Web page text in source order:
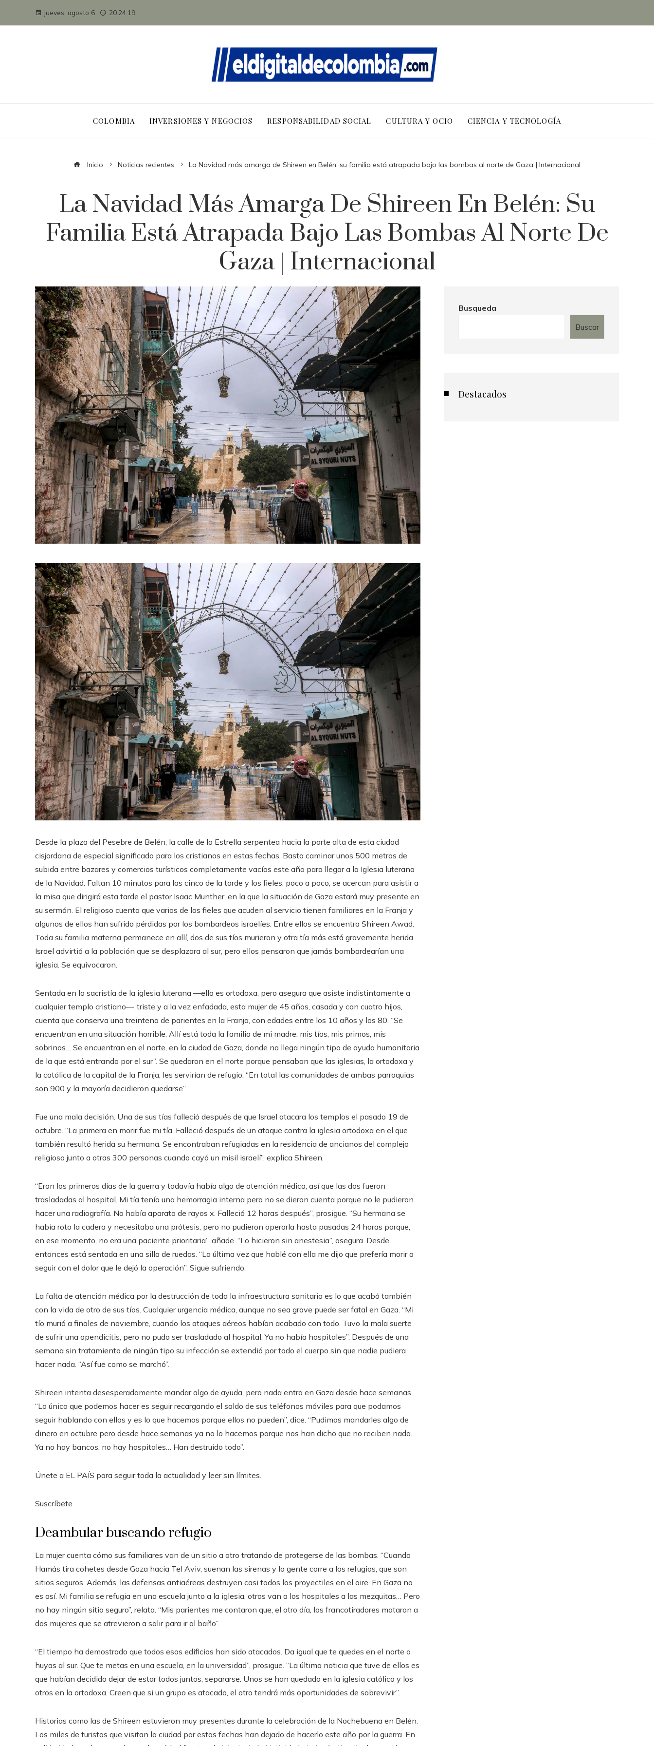
jueves, agosto 6 20:24:20
COLOMBIA INVERSIONES Y NEGOCIOS RESPONSABILIDAD SOCIAL CULTURA Y OCIO CIENCIA Y TECNOLOGÍA
Inicio Noticias recientes La Navidad más amarga de Shireen en Belén: su familia está atrapada bajo las bombas al norte de Gaza | Internacional
La Navidad Más Amarga De Shireen En Belén: Su
Familia Está Atrapada Bajo Las Bombas Al Norte De
Gaza | Internacional
Desde la plaza del Pesebre de Belén, la calle de la Estrella serpentea hacia la parte alta de esta ciudad
cisjordana de especial significado para los cristianos en estas fechas. Basta caminar unos 500 metros de
subida entre bazares y comercios turísticos completamente vacíos este año para llegar a la Iglesia luterana
de la Navidad. Faltan 10 minutos para las cinco de la tarde y los fieles, poco a poco, se acercan para asistir a
la misa que dirigirá esta tarde el pastor Isaac Munther, en la que la situación de Gaza estará muy presente en
su sermón. El religioso cuenta que varios de los fieles que acuden al servicio tienen familiares en la Franja y
algunos de ellos han sufrido pérdidas por los bombardeos israelíes. Entre ellos se encuentra Shireen Awad.
Toda su familia materna permanece en allí, dos de sus tíos murieron y otra tía más está gravemente herida.
Israel advirtió a la población que se desplazara al sur, pero ellos pensaron que jamás bombardearían una
iglesia. Se equivocaron.
Sentada en la sacristía de la iglesia luterana —ella es ortodoxa, pero asegura que asiste indistintamente a
cualquier templo cristiano—, triste y a la vez enfadada, esta mujer de 45 años, casada y con cuatro hijos,
cuenta que conserva una treintena de parientes en la Franja, con edades entre los 10 años y los 80. “Se
encuentran en una situación horrible. Allí está toda la familia de mi madre, mis tíos, mis primos, mis
sobrinos… Se encuentran en el norte, en la ciudad de Gaza, donde no llega ningún tipo de ayuda humanitaria
de la que está entrando por el sur”. Se quedaron en el norte porque pensaban que las iglesias, la ortodoxa y
la católica de la capital de la Franja, les servirían de refugio. “En total las comunidades de ambas parroquias
son 900 y la mayoría decidieron quedarse”.
Fue una mala decisión. Una de sus tías falleció después de que Israel atacara los templos el pasado 19 de
octubre. “La primera en morir fue mi tía. Falleció después de un ataque contra la iglesia ortodoxa en el que
también resultó herida su hermana. Se encontraban refugiadas en la residencia de ancianos del complejo
religioso junto a otras 300 personas cuando cayó un misil israelí”, explica Shireen.
“Eran los primeros días de la guerra y todavía había algo de atención médica, así que las dos fueron
trasladadas al hospital. Mi tía tenía una hemorragia interna pero no se dieron cuenta porque no le pudieron
hacer una radiografía. No había aparato de rayos x. Falleció 12 horas después”, prosigue. “Su hermana se
había roto la cadera y necesitaba una prótesis, pero no pudieron operarla hasta pasadas 24 horas porque,
en ese momento, no era una paciente prioritaria”, añade. “Lo hicieron sin anestesia”, asegura. Desde
entonces está sentada en una silla de ruedas. “La última vez que hablé con ella me dijo que prefería morir a
seguir con el dolor que le dejó la operación”. Sigue sufriendo.
La falta de atención médica por la destrucción de toda la infraestructura sanitaria es lo que acabó también
con la vida de otro de sus tíos. Cualquier urgencia médica, aunque no sea grave puede ser fatal en Gaza. “Mi
tío murió a finales de noviembre, cuando los ataques aéreos habían acabado con todo. Tuvo la mala suerte
de sufrir una apendicitis, pero no pudo ser trasladado al hospital. Ya no había hospitales”. Después de una
semana sin tratamiento de ningún tipo su infección se extendió por todo el cuerpo sin que nadie pudiera
hacer nada. “Así fue como se marchó”.
Shireen intenta desesperadamente mandar algo de ayuda, pero nada entra en Gaza desde hace semanas.
“Lo único que podemos hacer es seguir recargando el saldo de sus teléfonos móviles para que podamos
seguir hablando con ellos y es lo que hacemos porque ellos no pueden”, dice. “Pudimos mandarles algo de
dinero en octubre pero desde hace semanas ya no lo hacemos porque nos han dicho que no reciben nada.
Ya no hay bancos, no hay hospitales… Han destruido todo”.
Únete a EL PAÍS para seguir toda la actualidad y leer sin límites.
Suscríbete
Deambular buscando refugio
La mujer cuenta cómo sus familiares van de un sitio a otro tratando de protegerse de las bombas. “Cuando
Hamás tira cohetes desde Gaza hacia Tel Aviv, suenan las sirenas y la gente corre a los refugios, que son
sitios seguros. Además, las defensas antiaéreas destruyen casi todos los proyectiles en el aire. En Gaza no
es así. Mi familia se refugia en una escuela junto a la iglesia, otros van a los hospitales a las mezquitas… Pero
no hay ningún sitio seguro”, relata. “Mis parientes me contaron que, el otro día, los francotiradores mataron a
dos mujeres que se atrevieron a salir para ir al baño”.
“El tiempo ha demostrado que todos esos edificios han sido atacados. Da igual que te quedes en el norte o
huyas al sur. Que te metas en una escuela, en la universidad”, prosigue. “La última noticia que tuve de ellos es
que habían decidido dejar de estar todos juntos, separarse. Unos se han quedado en la iglesia católica y los
otros en la ortodoxa. Creen que si un grupo es atacado, el otro tendrá más oportunidades de sobrevivir”.
Historias como las de Shireen estuvieron muy presentes durante la celebración de la Nochebuena en Belén.
Los miles de turistas que visitan la ciudad por estas fechas han dejado de hacerlo este año por la guerra. En
Busqueda
Buscar
Destacados